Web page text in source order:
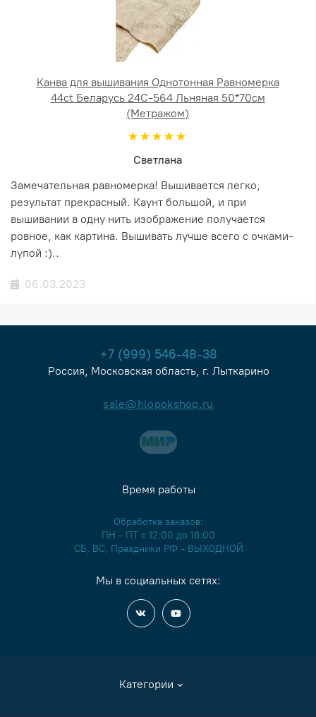
Канва для вышивания Однотонная Равномерка
44ct Беларусь 24С-564 Льняная 50*70см
(Метражом)
Светлана
Замечательная равномерка! Вышивается легко,
результат прекрасный. Каунт большой, и при
вышивании в одну нить изображение получается
ровное, как картина. Вышивать лучше всего с очками-
лупой :)..
06.03.2023
+7 (999) 546-48-38
Россия, Московская область, г. Лыткарино
sale@hlopokshop.ru
Категории
Время работы
Обработка заказов:
ПН - ПТ с 12:00 до 16:00
СБ, ВС, Праздники РФ - ВЫХОДНОЙ
Мы в социальных сетях: